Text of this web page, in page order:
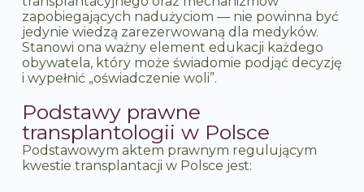
zapobiegających nadużyciom — nie powinna być
jedynie wiedzą zarezerwowaną dla medyków.
Stanowi ona ważny element edukacji każdego
obywatela, który może świadomie podjąć decyzję
i wypełnić „oświadczenie woli”.
Podstawy prawne
transplantologii w Polsce
Podstawowym aktem prawnym regulującym
kwestie transplantacji w Polsce jest: